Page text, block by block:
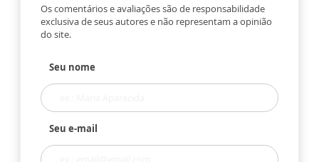
Os comentários e avaliações são de responsabilidade
exclusiva de seus autores e não representam a opinião
do site.
Seu nome
Seu e-mail